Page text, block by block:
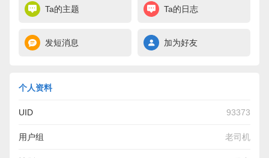
Ta的主题 Ta的日志
发短消息 加为好友
个人资料
UID 93373
用户组 老司机